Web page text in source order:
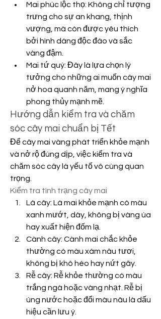
Mai phúc lộc thọ: Không chỉ tượng
trưng cho sự an khang, thịnh
vượng, mà còn được yêu thích
bởi hình dáng độc đáo và sắc
vàng đậm.
Mai tứ quý: Đây là lựa chọn lý
tưởng cho những ai muốn cây mai
nở hoa quanh năm, mang ý nghĩa
phong thủy mạnh mẽ.
Hướng dẫn kiểm tra và chăm
sóc cây mai chuẩn bị Tết
Để cây mai vàng phát triển khỏe mạnh
và nở rộ đúng dịp, việc kiểm tra và
chăm sóc cây là yếu tố vô cùng quan
trọng.
Kiểm tra tình trạng cây mai
Lá cây: Lá mai khỏe mạnh có màu
xanh mướt, dày, không bị vàng úa
hay xuất hiện đốm lạ.
Cành cây: Cành mai chắc khỏe
thường có màu xám nâu tươi,
không bị khô héo hay nứt gãy.
Rễ cây: Rễ khỏe thường có màu
trắng ngà hoặc vàng nhạt. Rễ bị
úng nước hoặc đổi màu nâu là dấu
hiệu cần lưu ý.